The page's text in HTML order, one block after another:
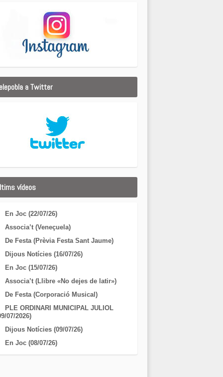
a Twitter
vídeos
En Joc (22/07/26)
Associa’t (Veneçuela)
De Festa (Prèvia Festa Sant Jaume)
Dijous Notícies (16/07/26)
En Joc (15/07/26)
Associa’t (Llibre «No dejes de latir»)
De Festa (Corporació Musical)
PLE ORDINARI MUNICIPAL JULIOL
07/2026)
Dijous Notícies (09/07/26)
En Joc (08/07/26)